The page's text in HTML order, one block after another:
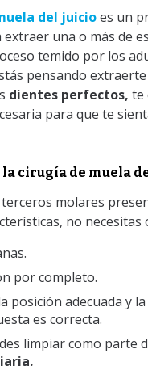
del juicioes un
una o más de
temido por los
pensando
dientes perfectos, te
para que te
la cirugía de muela
molares
no necesitas
por completo.
posición adecuada y
es correcta.
limpiar como parte